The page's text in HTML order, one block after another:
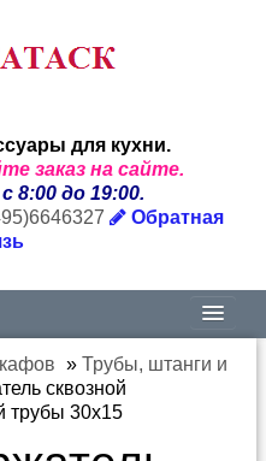
для кухни.
заказ на сайте.
8:00 до 19:00.
Обратная
» Трубы, штанги и
сквозной
трубы 30х15